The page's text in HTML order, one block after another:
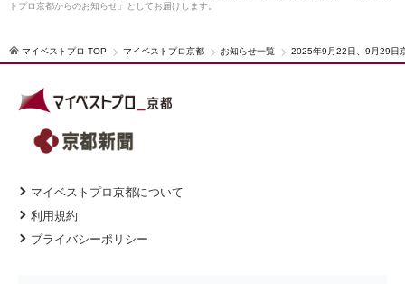
トプロ京都からのお知らせ」としてお届けします。
マイベストプロ TOP マイベストプロ京都 お知らせ一覧 2025年9月22日、9月29日
マイベストプロ京都について
利用規約
プライバシーポリシー